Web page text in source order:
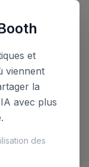
et
viennent
la
avec plus
des
devis